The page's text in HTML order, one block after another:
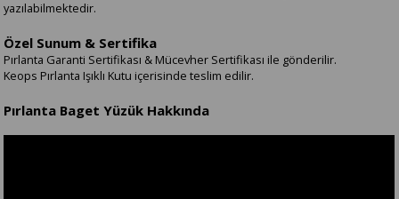
yazılabilmektedir.
Özel Sunum & Sertifika
Pırlanta Garanti Sertifikası & Mücevher Sertifikası ile gönderilir.
Keops Pırlanta Işıklı Kutu içerisinde teslim edilir.
Pırlanta Baget Yüzük Hakkında